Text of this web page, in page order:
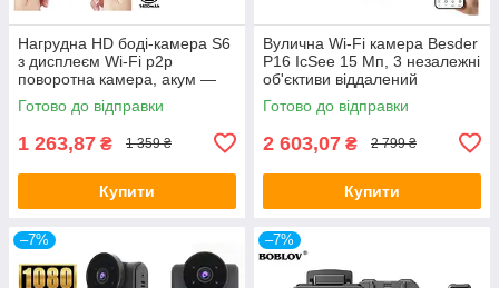
Нагрудна HD боді-камера S6
з дисплеєм Wi-Fi p2p
поворотна камера, акум —
1400 мА·год — ОРІГІНАЛ!
Готово до відправки
1 263,87 ₴ 1 359 ₴
Купити
Вулична Wi-Fi камера Besder
P16 IcSee 15 Мп, 3 незалежні
об'єктиви віддалений
перегляд
обертання,сигналізація —
Готово до відправки
2 603,07 ₴ 2 799 ₴
Купити
–7% –7%